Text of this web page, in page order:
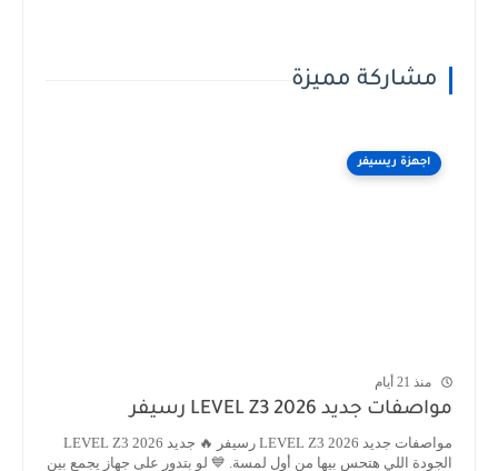
مشاركة مميزة
اجهزة ريسيفر
منذ 21 أيام
مواصفات جديد LEVEL Z3 2026 رسيفر
مواصفات جديد LEVEL Z3 2026 رسيفر 🔥 جديد LEVEL Z3 2026
الجودة اللي هتحس بيها من أول لمسة. 💙 لو بتدور على جهاز يجمع بين